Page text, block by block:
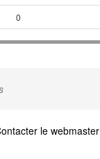
0
le webmaster